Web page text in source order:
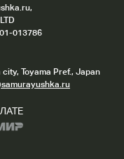
013786
Toyama Pref., Japan